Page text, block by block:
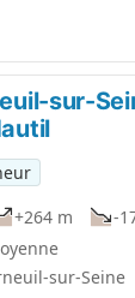
sur-
+264 m
-
sur-Seine